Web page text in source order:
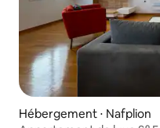
Hébergement ⋅ Nafplion